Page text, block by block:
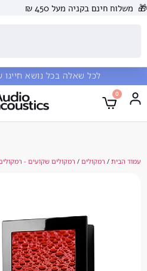
בקניה מעל 450 ₪
שאלה בכל נושא חייגו עכשיו: 052-6444410
/רמקולים שקועים - רמקולים לקיר / רמקול MONITOR AUDIO SSF3